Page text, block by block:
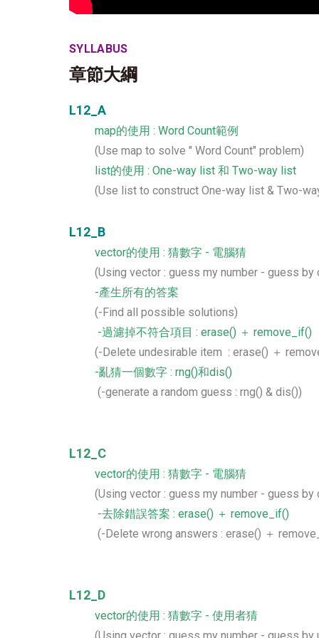
SYLLABUS
章節大綱
L12_A
map的使用 : Word Count範例
(Use map to solve " Word Count" problem)
list的使用 : One-way list 和 Two-way list
(Use list to construct One-way list & Two-
L12_B
vector的使用 : 猜數字 - 電腦猜
(Using vector : guess my number - guess by
-產生所有的答案
(-Find all possible solutions)
-過濾掉不符合項目 : erase() ＋ remove_if()
(-Delete undesirable item : erase() ＋
-亂猜一個數字 : rng()和dis()
(-generate a random guess : rng() & dis())
L12_C
vector的使用 : 猜數字 - 電腦猜
(Using vector : guess my number - guess by
-去除錯誤答案 : erase() ＋ remove_if()
(-Delete wrong answers : erase() ＋
L12_D
vector的使用 : 猜數字 - 使用者猜